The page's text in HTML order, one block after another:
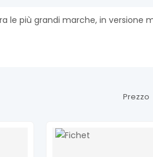
le più grandi marche, in versione
Prezzo